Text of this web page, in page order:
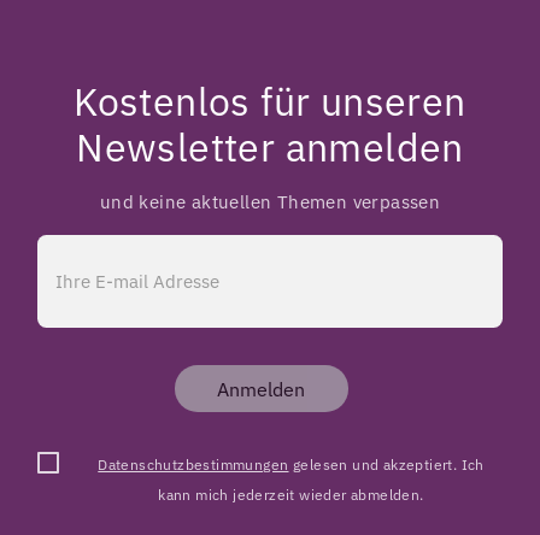
Kostenlos für unseren
Newsletter anmelden
und keine aktuellen Themen verpassen
Anmelden
Datenschutzbestimmungen gelesen und akzeptiert. Ich
kann mich jederzeit wieder abmelden.